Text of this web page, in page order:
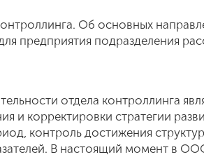
Об основных
предприятия подразделения
отдела контроллинга
и корректировки стратегии
контроль достижения
В настоящий момент в